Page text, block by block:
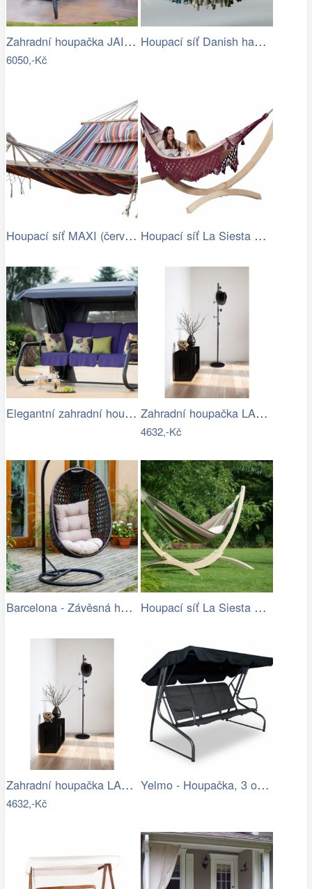
Zahradní houpačka JAIRA Tempo Kondela
6050,-Kč
Houpací síť Danish hammock - Artedio.cz
Houpací síť MAXI (červená) | Jena… Houpací síť La Siesta Bossanova Family …
Elegantní zahradní houpačka VENEZIA Zahradní houpačka LAMIA Tempo Kondela
4632,-Kč
Barcelona - Závěsná houpačka (hnědá) Houpací síť La Siesta Flora Family …
Zahradní houpačka LAMIA Tempo Kondela
4632,-Kč
Yelmo - Houpačka, 3 osoby (grafit,…